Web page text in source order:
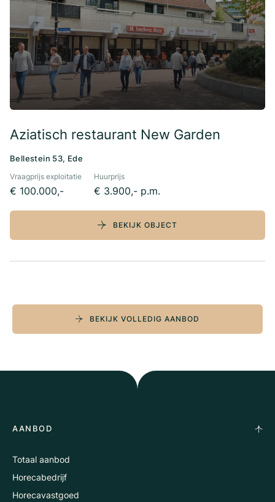
Aziatisch restaurant New Garden
Bellestein 53, Ede
Vraagprijs exploitatie
€ 100.000,-
Huurprijs
€ 3.900,- p.m.
BEKIJK OBJECT
BEKIJK VOLLEDIG AANBOD
AANBOD
Totaal aanbod
Horecabedrijf
Horecavastgoed